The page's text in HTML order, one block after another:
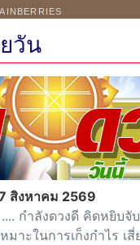
วัน
สิงหาคม 2569
กำลังดวงดี คิดหยิบจั
มาะในการเก็งกำไร เ